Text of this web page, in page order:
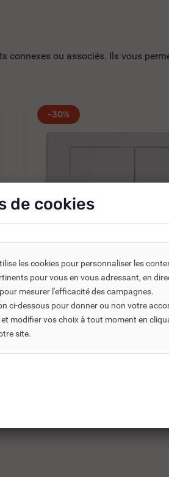
ou associés. Ils vous
-30%
REF DNC :410046
PLAQUE DE COMMANDE
DÉBIT RÉGIPLAST...
22,55 €HT
de cookies
les cookies pour personnaliser les
pour vous en vous adressant, en
mesurer l'efficacité des campagnes.
ci-dessous pour donner ou non votre
modifier vos choix à tout moment en
site.